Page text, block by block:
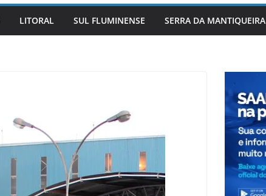
LITORAL SUL FLUMINENSE SERRA DA MANTIQUEIRA